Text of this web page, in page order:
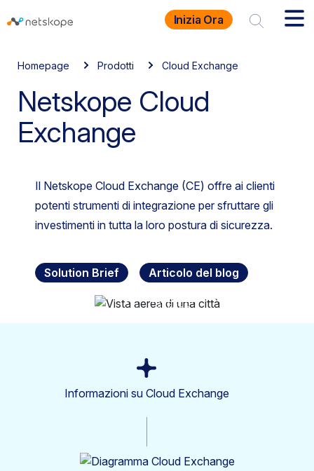
Inizia Ora
Homepage Prodotti Cloud Exchange
Netskope Cloud
Exchange
Il Netskope Cloud Exchange (CE) offre ai clienti
potenti strumenti di integrazione per sfruttare gli
investimenti in tutta la loro postura di sicurezza.
Solution Brief Articolo del blog
Riproduci
il video
Informazioni su Cloud Exchange